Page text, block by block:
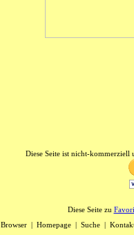
Diese Seite ist nicht-kommerziell
Diese Seite zu
Browser| Homepage| Suche|